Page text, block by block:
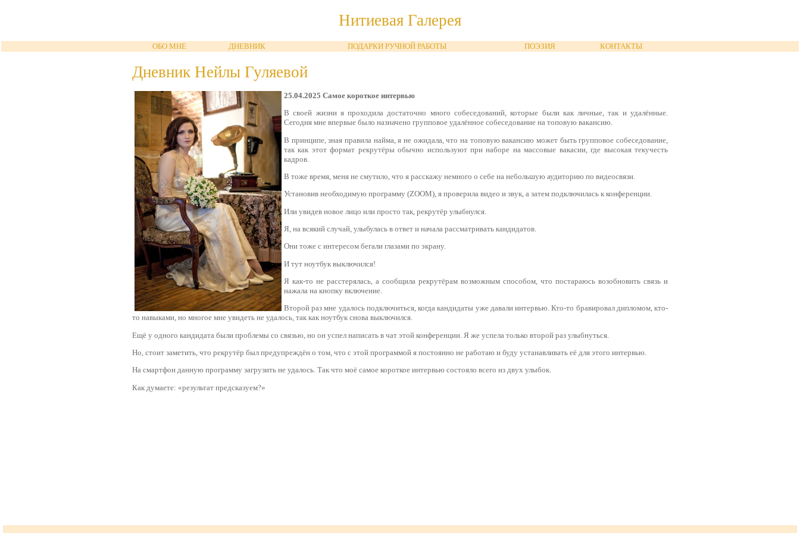
Нитиевая Галерея
ОБО МНЕ ДНЕВНИК ПОДАРКИ РУЧНОЙ РАБОТЫ ПОЭЗИЯ КОНТАКТЫ
Дневник Нейлы Гуляевой
25.04.2025 Самое короткое интервью
В своей жизни я проходила достаточно много собеседований, которые были как личные, так и удалённые.
Сегодня мне впервые было назначено групповое удалённое собеседование на топовую вакансию.
В принципе, зная правила найма, я не ожидала, что на топовую вакансию может быть групповое собеседование,
так как этот формат рекрутёры обычно используют при наборе на массовые вакасии, где высокая текучесть
кадров.
В тоже время, меня не смутило, что я расскажу немного о себе на небольшую аудиторию по видеосвязи.
Установив необходимую программу (ZOOM), я проверила видео и звук, а затем подключилась к конференции.
Или увидев новое лицо или просто так, рекрутёр улыбнулся.
Я, на всякий случай, улыбулась в ответ и начала рассматривать кандидатов.
Они тоже с интересом бегали глазами по экрану.
И тут ноутбук выключился!
Я как-то не расстерялась, а сообщила рекрутёрам возможным способом, что постараюсь возобновить связь и
нажала на кнопку включение.
Второй раз мне удалось подключиться, когда кандидаты уже давали интервью. Кто-то бравировал дипломом, кто-
то навыками, но многое мне увидеть не удалось, так как ноутбук снова выключился.
Ещё у одного кандидата были проблемы со связью, но он успел написать в чат этой конференции. Я же успела только второй раз улыбнуться.
Но, стоит заметить, что рекрутёр был предупреждён о том, что с этой программой я постоянно не работаю и буду устанавливать её для этого интервью.
На смартфон данную программу загрузить не удалось. Так что моё самое короткое интервью состояло всего из двух улыбок.
Как думаете: «результат предсказуем?»